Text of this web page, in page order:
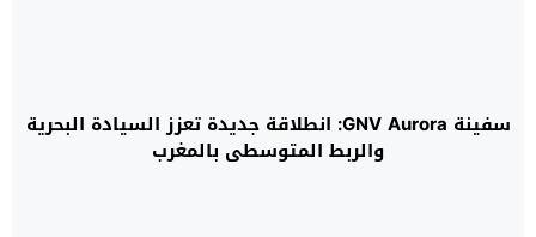
سفينة GNV Aurora: انطلاقة جديدة تعزز السيادة البحرية
والربط المتوسطي بالمغرب